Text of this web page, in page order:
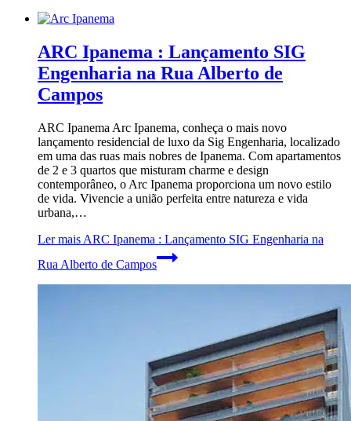
ARC Ipanema : Lançamento SIG
Engenharia na Rua Alberto de
Campos
ARC Ipanema Arc Ipanema, conheça o mais novo
lançamento residencial de luxo da Sig Engenharia, localizado
em uma das ruas mais nobres de Ipanema. Com apartamentos
de 2 e 3 quartos que misturam charme e design
contemporâneo, o Arc Ipanema proporciona um novo estilo
de vida. Vivencie a união perfeita entre natureza e vida
urbana,…
Ler mais ARC Ipanema : Lançamento SIG Engenharia na
Rua Alberto de Campos